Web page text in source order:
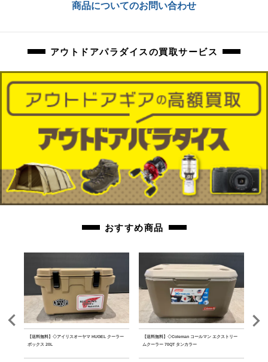
商品についてのお問い合わせ
アウトドアパラダイスの買取サービス
おすすめ商品
【送料無料】◇アイリスオーヤマ HUGEL クーラー
ボックス 20L
【送料無料】◇Coleman コールマン エクストリー
ムクーラー 70QT タンカラー